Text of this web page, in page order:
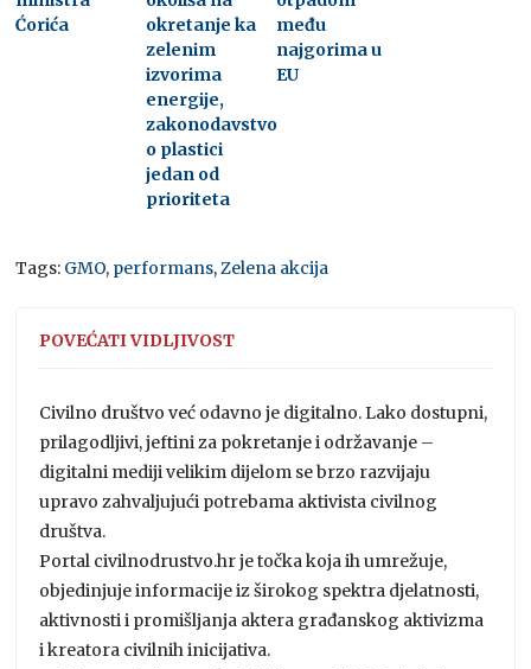
Ćorića
okretanje ka
zelenim
izvorima
energije,
zakonodavstvo
o plastici
jedan od
prioriteta
među
najgorima u
EU
Tags: GMO, performans,Zelena akcija
POVEĆATI VIDLJIVOST
Civilno društvo već odavno je digitalno. Lako dostupni,
prilagodljivi, jeftini za pokretanje i održavanje –
digitalni mediji velikim dijelom se brzo razvijaju
upravo zahvaljujući potrebama aktivista civilnog
društva.
Portal civilnodrustvo.hr je točka koja ih umrežuje,
objedinjuje informacije iz širokog spektra djelatnosti,
aktivnosti i promišljanja aktera građanskog aktivizma
i kreatora civilnih inicijativa.